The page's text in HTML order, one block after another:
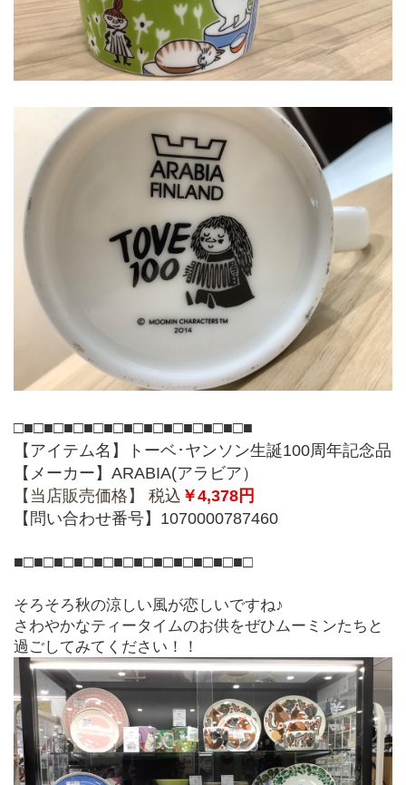
□■□■□■□■□■□■□■□■□■□■□■□■
【アイテム名】トーベ･ヤンソン生誕100周年記念品
【メーカー】ARABIA(アラビア）
【当店販売価格】 税込 ￥4,378円
【問い合﻿わせ番号】﻿1070000787460
■□■□■□■□■□■□■□■□■□■□■□■□
そろそろ秋の涼しい風が恋しいですね♪
さわやかなティータイムのお供をぜひムーミンたちと
過ごしてみてください！！